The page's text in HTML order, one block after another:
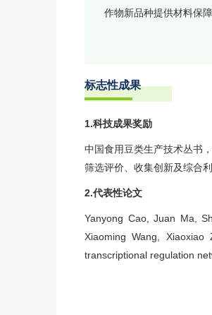
作物新品种提供材料保障
标志性成果
1.科技成果奖励
中国食用豆类生产技术丛书
筛选评价、收集创新及综合
2.代表性论文
Yanyong Cao, Juan Ma,
Xiaoming Wang,
transcriptional regulation